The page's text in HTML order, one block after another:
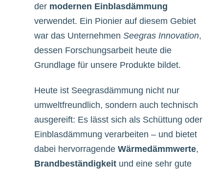
der modernen Einblasdämmung
verwendet. Ein Pionier auf diesem Gebiet
war das Unternehmen Seegras Innovation,
dessen Forschungsarbeit heute die
Grundlage für unsere Produkte bildet.
Heute ist Seegrasdämmung nicht nur
umweltfreundlich, sondern auch technisch
ausgereift: Es lässt sich als Schüttung oder
Einblasdämmung verarbeiten – und bietet
dabei hervorragende Wärmedämmwerte,
Brandbeständigkeit und eine sehr gute